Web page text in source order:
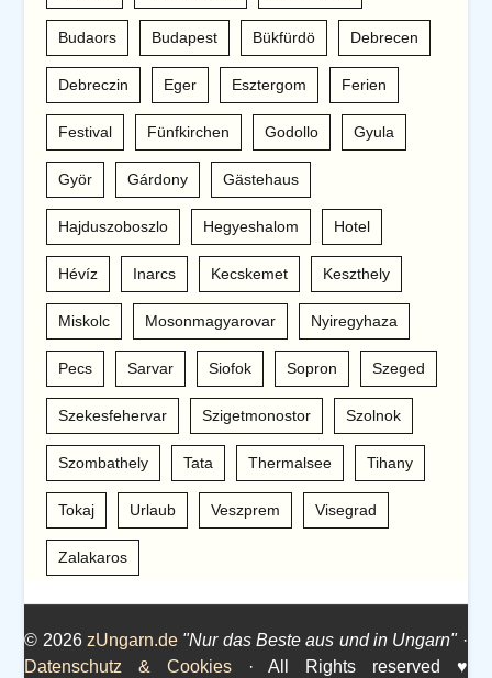
Budaors Budapest Bükfürdö Debrecen
Debreczin Eger Esztergom Ferien
Festival Fünfkirchen Godollo Gyula
Györ Gárdony Gästehaus
Hajduszoboszlo Hegyeshalom Hotel
Hévíz Inarcs Kecskemet Keszthely
Miskolc Mosonmagyarovar Nyiregyhaza
Pecs Sarvar Siofok Sopron Szeged
Szekesfehervar Szigetmonostor Szolnok
Szombathely Tata Thermalsee Tihany
Tokaj Urlaub Veszprem Visegrad
Zalakaros
© 2026 zUngarn.de "Nur das Beste aus und in Ungarn"·
Datenschutz & Cookies· All Rights reserved ♥